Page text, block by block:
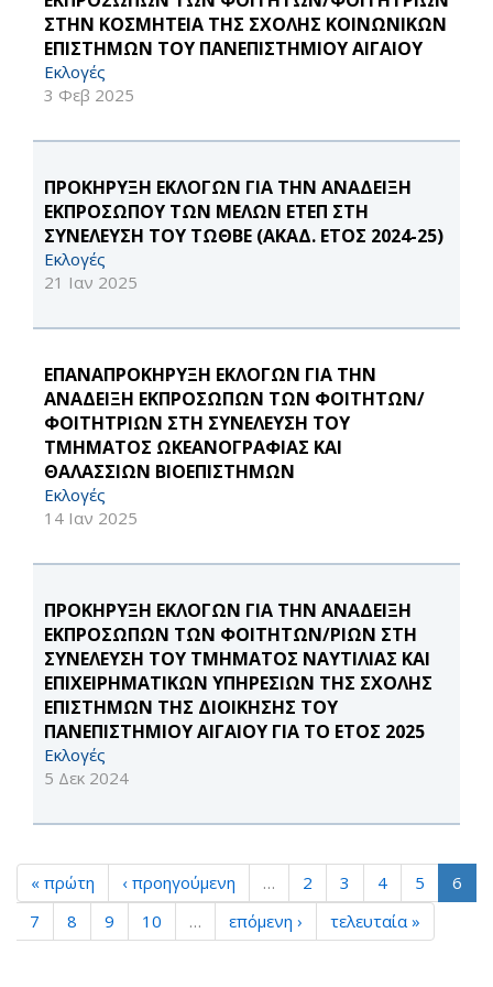
ΣΤΗΝ ΚΟΣΜΗΤΕΙΑ ΤΗΣ ΣΧΟΛΗΣ ΚΟΙΝΩΝΙΚΩΝ
ΕΠΙΣΤΗΜΩΝ ΤΟΥ ΠΑΝΕΠΙΣΤΗΜΙΟΥ ΑΙΓΑΙΟΥ
Εκλογές
3 Φεβ 2025
ΠΡΟΚΗΡΥΞΗ ΕΚΛΟΓΩΝ ΓΙΑ ΤΗΝ ΑΝΑΔΕΙΞΗ
ΕΚΠΡΟΣΩΠΟΥ ΤΩΝ ΜΕΛΩΝ ΕΤΕΠ ΣΤΗ
ΣΥΝΕΛΕΥΣΗ ΤΟΥ ΤΩΘΒΕ (ΑΚΑΔ. ΕΤΟΣ 2024-25)
Εκλογές
21 Ιαν 2025
ΕΠΑΝΑΠΡΟΚΗΡΥΞΗ ΕΚΛΟΓΩΝ ΓΙΑ ΤΗΝ
ΑΝΑΔΕΙΞΗ ΕΚΠΡΟΣΩΠΩΝ ΤΩΝ ΦΟΙΤΗΤΩΝ/
ΦΟΙΤΗΤΡΙΩΝ ΣΤΗ ΣΥΝΕΛΕΥΣΗ ΤΟΥ
ΤΜΗΜΑΤΟΣ ΩΚΕΑΝΟΓΡΑΦΙΑΣ ΚΑΙ
ΘΑΛΑΣΣΙΩΝ ΒΙΟΕΠΙΣΤΗΜΩΝ
Εκλογές
14 Ιαν 2025
ΠΡΟΚΗΡΥΞΗ ΕΚΛΟΓΩΝ ΓΙΑ ΤΗΝ ΑΝΑΔΕΙΞΗ
ΕΚΠΡΟΣΩΠΩΝ ΤΩΝ ΦΟΙΤΗΤΩΝ/ΡΙΩΝ ΣΤΗ
ΣΥΝΕΛΕΥΣΗ ΤΟΥ ΤΜΗΜΑΤΟΣ ΝΑΥΤΙΛΙΑΣ ΚΑΙ
ΕΠΙΧΕΙΡΗΜΑΤΙΚΩΝ ΥΠΗΡΕΣΙΩΝ ΤΗΣ ΣΧΟΛΗΣ
ΕΠΙΣΤΗΜΩΝ ΤΗΣ ΔΙΟΙΚΗΣΗΣ ΤΟΥ
ΠΑΝΕΠΙΣΤΗΜΙΟΥ ΑΙΓΑΙΟΥ ΓΙΑ ΤΟ ΕΤΟΣ 2025
Εκλογές
5 Δεκ 2024
« πρώτη ‹ προηγούμενη … 2 3 4 5
6
7
8 9 10 … επόμενη › τελευταία »